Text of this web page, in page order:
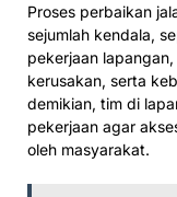
Proses perbaikan
sejumlah kendala,
pekerjaan
kerusakan, serta
demikian, tim di
pekerjaan agar
oleh masyarakat.